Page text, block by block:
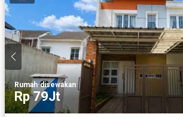
Rumah·disewakan
Rp 79Jt